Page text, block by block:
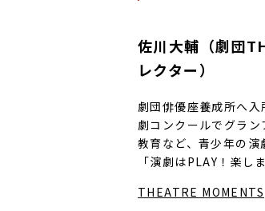
佐川大輔（劇団
レクター）
劇団俳優座養成所へ
劇コンクールでグラ
教育など、青少年の演
「演劇はPLAY！楽し
THEATRE MOMENTS